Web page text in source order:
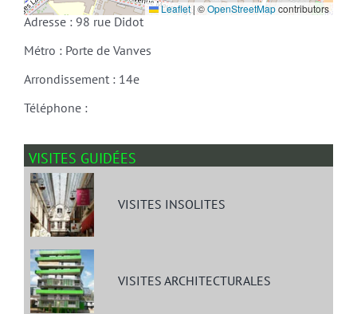
Leaflet | ©OpenStreetMapcontributors
Adresse : 98 rue Didot
Métro : Porte de Vanves
Arrondissement : 14e
Téléphone :
VISITES GUIDÉES
VISITES INSOLITES
VISITES ARCHITECTURALES